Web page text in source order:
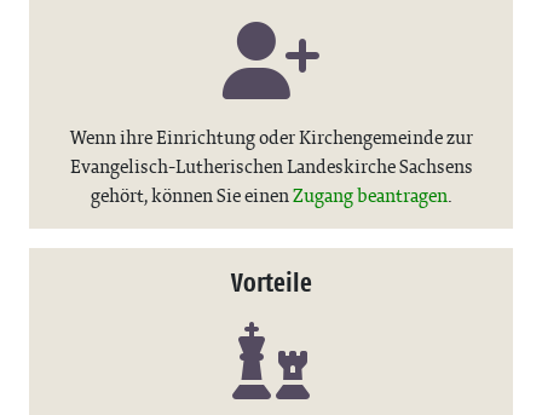
Wenn ihre Einrichtung oder Kirchengemeinde zur
Evangelisch-Lutherischen Landeskirche Sachsens
gehört, können Sie einenZugang beantragen.
Vorteile